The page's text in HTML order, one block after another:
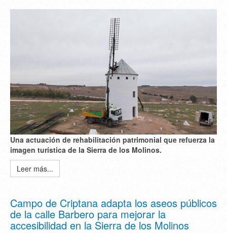
Una actuación de rehabilitación patrimonial que refuerza la
imagen turística de la Sierra de los Molinos.
Leer más...
Campo de Criptana adapta los aseos públicos
de la calle Barbero para mejorar la
accesibilidad en la Sierra de los Molinos